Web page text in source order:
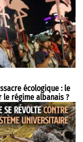
écologique : le
régime albanais ?